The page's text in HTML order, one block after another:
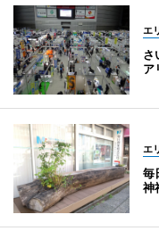
エ
さ
ア
エ
毎
神